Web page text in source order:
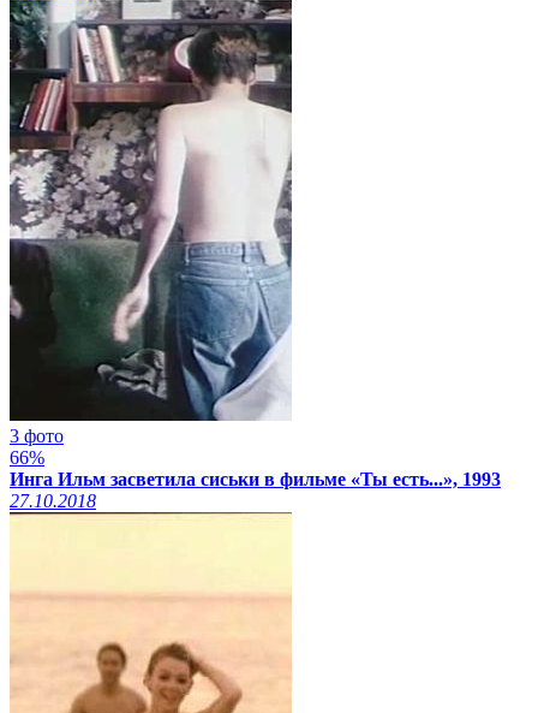
3 фото
66%
Инга Ильм засветила сиськи в фильме «Ты есть...», 1993
27.10.2018